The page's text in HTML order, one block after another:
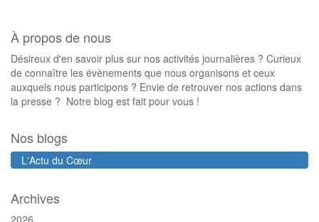
À propos de nous
Désireux d'en savoir plus sur nos activités journalières ? Curieux
de connaître les évènements que nous organisons et ceux
auxquels nous participons ? Envie de retrouver nos actions dans
la presse ? Notre blog est fait pour vous !
Nos blogs
L'Actu du Cœur
Archives
2026